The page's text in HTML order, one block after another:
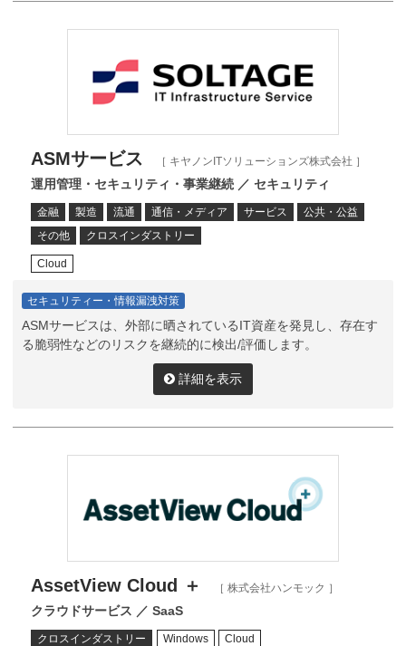
ASMサービス ［ キヤノンITソリューションズ株式会社 ］
運用管理・セキュリティ・事業継続 ／ セキュリティ
金融 製造 流通 通信・メディア サービス
公共・公益
その他
クロスインダストリー
Cloud
セキュリティー・情報漏洩対策
ASMサービスは、外部に晒されているIT資産を発見し、存在す
る脆弱性などのリスクを継続的に検出/評価します。
詳細を表示
AssetView Cloud ＋ ［ 株式会社ハンモック ］
クラウドサービス ／ SaaS
クロスインダストリー Windows Cloud